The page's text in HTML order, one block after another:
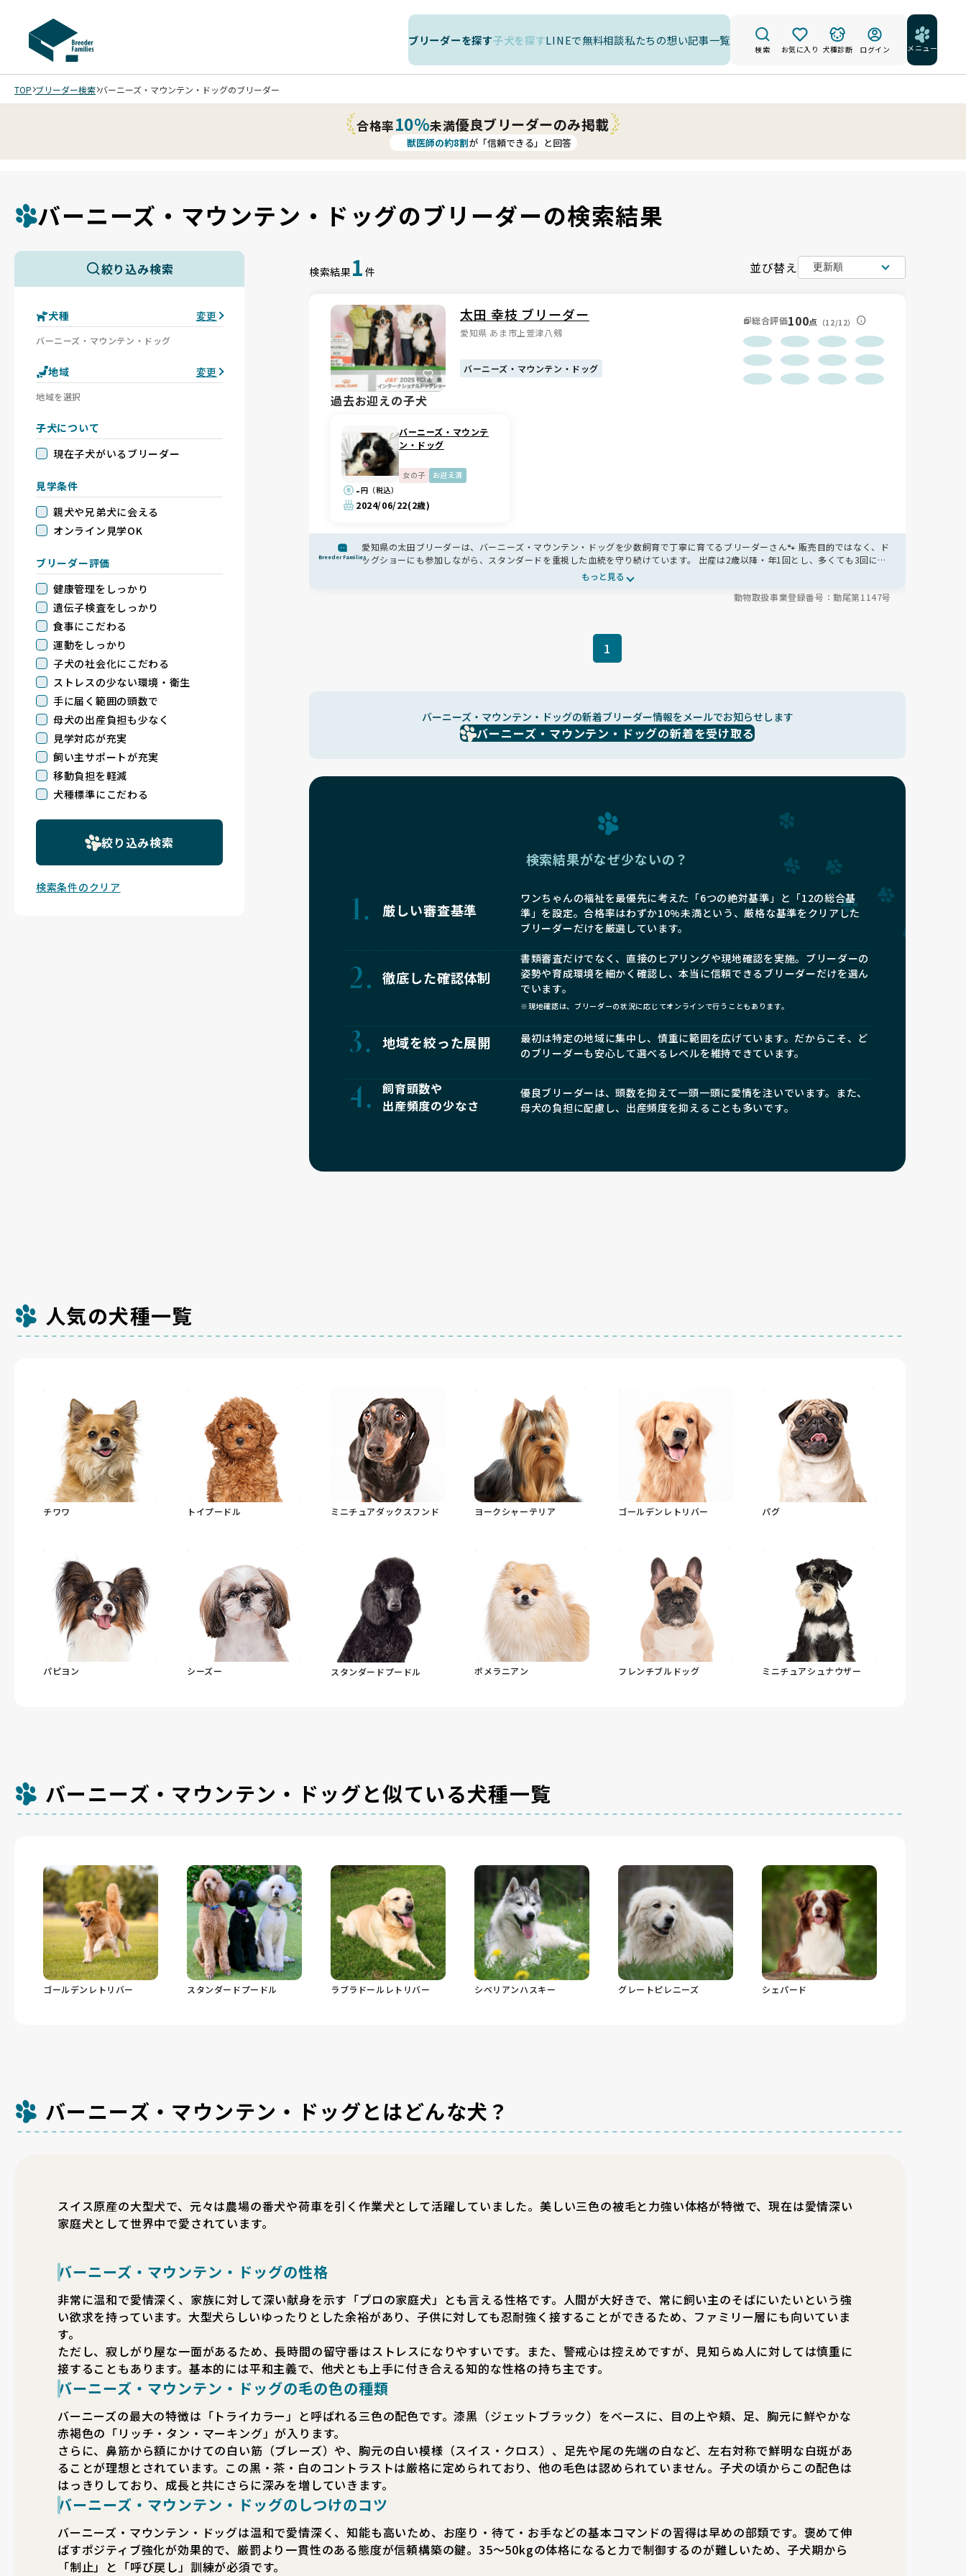
ブリーダーを探す子犬を探すLINEで無料相談私たちの想い記事一覧
検索 お気に入り 犬種診断 ログイン メニュー
TOP ブリーダー検索 バーニーズ・マウンテン・ドッグのブリーダー
合格率10%未満優良ブリーダーのみ掲載
獣医師の約8割が「信頼できる」と回答
バーニーズ・マウンテン・ドッグのブリーダーの検索結果
絞り込み検索
犬種 変更
バーニーズ・マウンテン・ドッグ
地域 変更
地域を選択
子犬について
現在子犬がいるブリーダー
見学条件
親犬や兄弟犬に会える
オンライン見学OK
ブリーダー評価
健康管理をしっかり
遺伝子検査をしっかり
食事にこだわる
運動をしっかり
子犬の社会化にこだわる
ストレスの少ない環境・衛生
手に届く範囲の頭数で
母犬の出産負担も少なく
見学対応が充実
飼い主サポートが充実
移動負担を軽減
犬種標準にこだわる
絞り込み検索
検索条件のクリア
検索結果 1 件 並び替え
太田 幸枝 ブリーダー
愛知県 あま市上萱津八剱
バーニーズ・マウンテン・ドッグ
総合評価100点 （12/12）
過去お迎えの子犬
バーニーズ・マウンテ
ン・ドッグ
女の子 お迎え済
-円（税込）
2024/06/22(2歳)
Breeder Families
愛知県の太田ブリーダーは、バーニーズ・マウンテン・ドッグを少数飼育で丁寧に育てるブリーダーさん🐾 販売目的ではなく、ド
ッグショーにも参加しながら、スタンダードを重視した血統を守り続けています。 出産は2歳以降・年1回とし、多くても3回に抑
もっと見る
動物取扱事業登録番号：動尾第1147号
1
バーニーズ・マウンテン・ドッグの新着ブリーダー情報をメールでお知らせします
バーニーズ・マウンテン・ドッグの新着を受け取る
検索結果がなぜ少ないの？
厳しい審査基準
ワンちゃんの福祉を最優先に考えた「6つの絶対基準」と「12の総合基
準」を設定。合格率はわずか10%未満という、厳格な基準をクリアした
ブリーダーだけを厳選しています。
徹底した確認体制
書類審査だけでなく、直接のヒアリングや現地確認を実施。ブリーダーの
姿勢や育成環境を細かく確認し、本当に信頼できるブリーダーだけを選ん
でいます。
※現地確認は、ブリーダーの状況に応じてオンラインで行うこともあります。
地域を絞った展開
最初は特定の地域に集中し、慎重に範囲を広げています。だからこそ、ど
のブリーダーも安心して選べるレベルを維持できています。
飼育頭数や
出産頻度の少なさ
優良ブリーダーは、頭数を抑えて一頭一頭に愛情を注いでいます。また、
母犬の負担に配慮し、出産頻度を抑えることも多いです。
人気の犬種一覧
チワワ トイプードル ミニチュアダックスフンド ヨークシャーテリア ゴールデンレトリバー パグ
パピヨン シーズー スタンダードプードル ポメラニアン フレンチブルドッグ ミニチュアシュナウザー
バーニーズ・マウンテン・ドッグと似ている犬種一覧
ゴールデンレトリバー スタンダードプードル ラブラドールレトリバー シベリアンハスキー グレートピレニーズ シェパード
バーニーズ・マウンテン・ドッグとはどんな犬？
スイス原産の大型犬で、元々は農場の番犬や荷車を引く作業犬として活躍していました。美しい三色の被毛と力強い体格が特徴で、現在は愛情深い
家庭犬として世界中で愛されています。
バーニーズ・マウンテン・ドッグの性格
非常に温和で愛情深く、家族に対して深い献身を示す「プロの家庭犬」とも言える性格です。人間が大好きで、常に飼い主のそばにいたいという強
い欲求を持っています。大型犬らしいゆったりとした余裕があり、子供に対しても忍耐強く接することができるため、ファミリー層にも向いていま
す。
ただし、寂しがり屋な一面があるため、長時間の留守番はストレスになりやすいです。また、警戒心は控えめですが、見知らぬ人に対しては慎重に
接することもあります。基本的には平和主義で、他犬とも上手に付き合える知的な性格の持ち主です。
バーニーズ・マウンテン・ドッグの毛の色の種類
バーニーズの最大の特徴は「トライカラー」と呼ばれる三色の配色です。漆黒（ジェットブラック）をベースに、目の上や頬、足、胸元に鮮やかな
赤褐色の「リッチ・タン・マーキング」が入ります。
さらに、鼻筋から額にかけての白い筋（ブレーズ）や、胸元の白い模様（スイス・クロス）、足先や尾の先端の白など、左右対称で鮮明な白斑があ
ることが理想とされています。この黒・茶・白のコントラストは厳格に定められており、他の毛色は認められていません。子犬の頃からこの配色は
はっきりしており、成長と共にさらに深みを増していきます。
バーニーズ・マウンテン・ドッグのしつけのコツ
バーニーズ・マウンテン・ドッグは温和で愛情深く、知能も高いため、お座り・待て・お手などの基本コマンドの習得は早めの部類です。褒めて伸
ばすポジティブ強化が効果的で、厳罰より一貫性のある態度が信頼構築の鍵。35〜50kgの体格になると力で制御するのが難しいため、子犬期から
「制止」と「呼び戻し」訓練が必須です。